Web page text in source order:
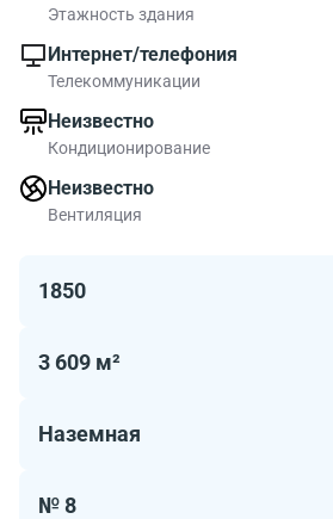
Каланчевская, 6/2с2 , этажей 4,
изображении хорошо виден
Окружение бизнес-центра
много объектов инфраструктуры
В бизнес-центре Каланчевская, 6/
улице можно найти помещения
Этажность здания
Интернет/телефония
Телекоммуникации
Неизвестно
Кондиционирование
Неизвестно
Вентиляция
1850
3 609 м²
Наземная
№ 8